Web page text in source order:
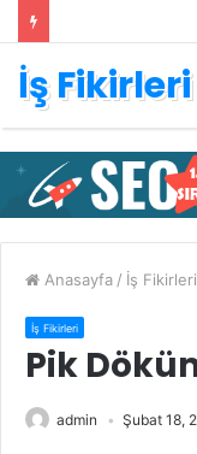
İş Fikirleri
Anasayfa / İş Fikirleri
İş Fikirleri
Pik
admin Şubat 18,